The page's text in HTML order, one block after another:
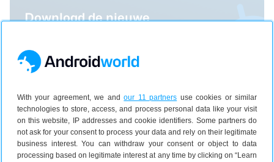
With your agreement, we andour 11 partners use cookies or similar
technologies to store, access, and process personal data like your visit
on this website, IP addresses and cookie identifiers. Some partners do
not ask for your consent to process your data and rely on their legitimate
business interest. You can withdraw your consent or object to data
processing based on legitimate interest at any time by clicking on “Learn
Download de nieuwe
Ontvang het Android-nieuws in je
mail